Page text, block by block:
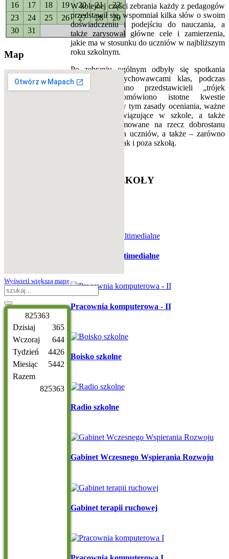
W kolejnej części zebrania każdy z pedagogów
przedstawił się, wspomniał kilka słów o swoim
doświadczeniu i podejściu do nauczania, a
także zarysował główne cele i zamierzenia,
jakie ma w stosunku do uczniów w najbliższym
roku szkolnym.
Po zebraniu ogólnym odbyły się spotkania
rodziców z wychowawcami klas, podczas
których wybrano przedstawicieli „trójek
klasowych”, omówiono istotne kwestie
organizacyjne, w tym zasady oceniania, ważne
procedury obowiązujące w szkole, a także
działania podejmowane na rzecz dobrostanu
i bezpieczeństwa uczniów, a także – zarówno
w czasie zajęć, jak i poza szkołą.
SZKOŁY
Projektory multimedialne
Pracownia komputerowa - II
Boisko szkolne
Radio szkolne
Gabinet Wczesnego Wspierania Rozwoju
Gabinet terapii ruchowej
16
17 18 19 20 21
22
23
24 25 26 27 28
29
30
31
Map
Wyświetl większą mapę
825363
Dzisiaj
Wczoraj
Tydzień
Miesiąc
Razem
365
644
4426
5442
825363